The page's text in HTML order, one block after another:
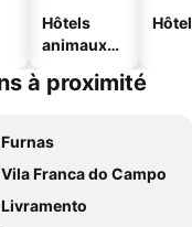
Hôtels
animaux
à proximité
Franca do Campo